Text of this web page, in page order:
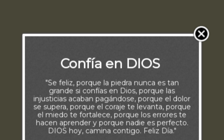
Confía en DIOS
"Se feliz, porque la piedra nunca es tan
grande si confías en Dios, porque las
injusticias acaban pagándose, porque el dolor
se supera, porque el coraje te levanta, porque
el miedo te fortalece, porque los errores te
hacen aprender y porque nadie es perfecto.
DIOS hoy, camina contigo. Feliz Día."